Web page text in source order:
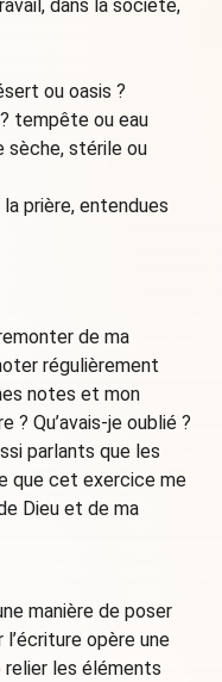
dans la société,
ou oasis ?
tempête ou eau
sèche, stérile ou
prière, entendues
de ma
régulièrement
notes et mon
? Qu’avais-je oublié ?
parlants que les
que cet exercice me
Dieu et de ma
manière de poser
l’écriture opère une
les éléments